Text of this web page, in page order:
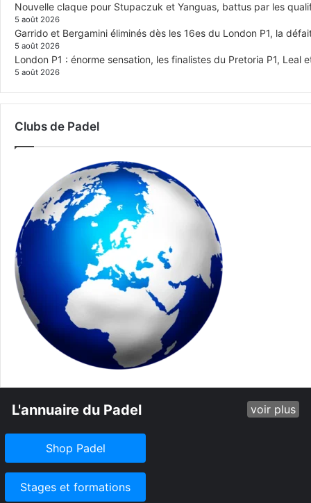
Nouvelle claque pour Stupaczuk et Yanguas, battus par les
5 août 2026
Garrido et Bergamini éliminés dès les 16es du London P1, la
5 août 2026
London P1 : énorme sensation, les finalistes du Pretoria P1, Leal
5 août 2026
Clubs de Padel
L'annuaire du Padel voir plus
Shop Padel
Stages et formations